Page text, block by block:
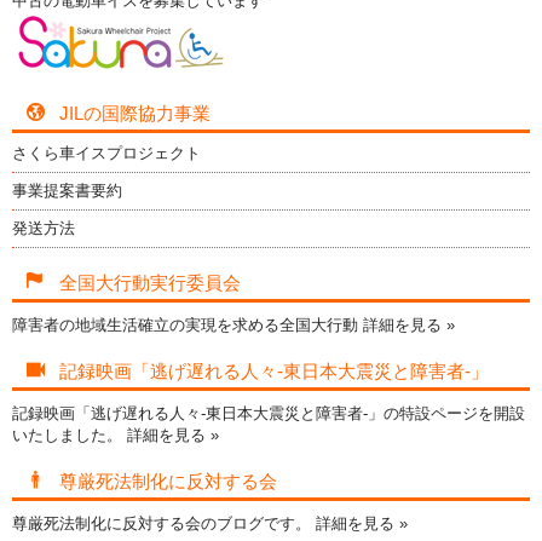
JILの国際協力事業
さくら車イスプロジェクト
事業提案書要約
発送方法
全国大行動実行委員会
障害者の地域生活確立の実現を求める全国大行動 詳細を見る »
記録映画「逃げ遅れる人々-東日本大震災と障害者-」
記録映画「逃げ遅れる人々-東日本大震災と障害者-」の特設ページを開設
いたしました。 詳細を見る »
尊厳死法制化に反対する会
尊厳死法制化に反対する会のブログです。 詳細を見る »